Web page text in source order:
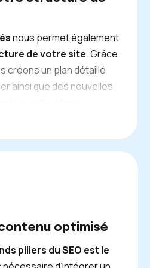
l’état de santé de votre
nous permet également
de votre site. Grâce
créons un plan détaillé
ainsi que des nouvelles
d’une structure de
positionner dans les
optimisé
piliers du SEO est le